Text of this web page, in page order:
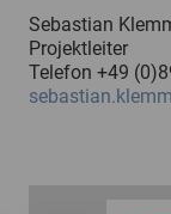
Sebastian
Projektleiter
​​​​​​​Telefon +49